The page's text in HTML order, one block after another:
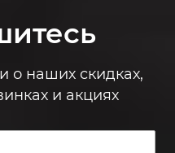
о наших скидках,
и акциях